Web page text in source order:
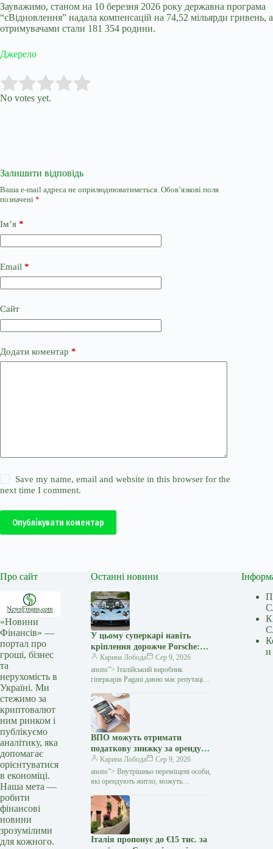
Зауважимо, станом на 10 березня 2026 року державна програма
“єВідновлення” надала компенсацій на 74,52 мільярди гривень, а
отримувачами стали 181 354 родини.
Джерело
Rate this item:
No votes yet.
Залишити відповідь
Ваша e-mail адреса не оприлюднюватиметься. Обов’язкові поля
позначені *
Ім’я *
Email *
Сайт
Додати коментар *
Save my name, email and website in this browser for the
next time I comment.
Опублікувати коментар
Про сайт
«Новини
Фінансів» —
портал про
гроші, бізнес
та
нерухомість в
Україні. Ми
стежимо за
криптовалют
ним ринком і
публікуємо
аналітику, яка
допомагає
орієнтуватися
в економіці.
Наша мета —
робити
фінансові
новини
зрозумілими
для кожного.
Останні новини
У цьому суперкарі навіть
кріплення дорожче Porsche:
навіщо Pagani витрачає $160
тисяч на болти — Мінфін
Карина Лобода
Сер 9, 2026
anons”> Італійський виробник
гіперкарів Pagani давно має репутацію
на витвори мистецтва. Проте навіть
шанувальників марки здивував
ВПО можуть отримати
податкову знижку за оренду
житла: які умови треба
виконати — Мінфін
Карина Лобода
Сер 9, 2026
anons”> Внутрішньо переміщені особи,
які орендують житло, можуть
та повернути частину сплаченого
податку на доходи фізичних осіб
(ПДФО)
Італія пропонує до €15 тис. за
и